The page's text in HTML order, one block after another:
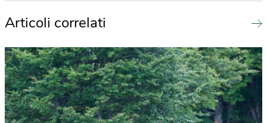
Articoli correlati